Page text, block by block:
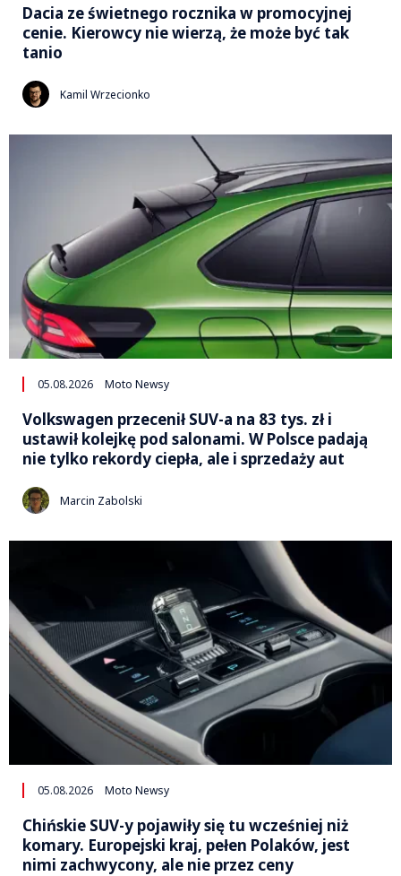
Dacia ze świetnego rocznika w promocyjnej
cenie. Kierowcy nie wierzą, że może być tak
tanio
Kamil Wrzecionko
05.08.2026 Moto Newsy
Volkswagen przecenił SUV-a na 83 tys. zł i
ustawił kolejkę pod salonami. W Polsce padają
nie tylko rekordy ciepła, ale i sprzedaży aut
Marcin Zabolski
05.08.2026 Moto Newsy
Chińskie SUV-y pojawiły się tu wcześniej niż
komary. Europejski kraj, pełen Polaków, jest
nimi zachwycony, ale nie przez ceny